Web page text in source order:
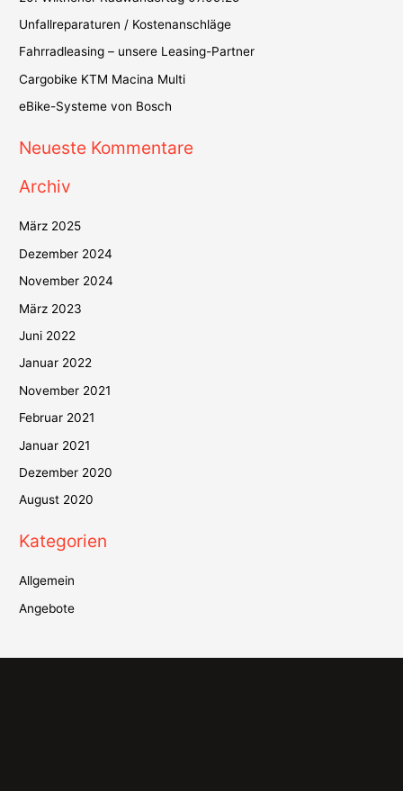
n
n
a
c
:
Unfallreparaturen / Kostenanschläge
Fahrradleasing – unsere Leasing-Partner
Cargobike KTM Macina Multi
eBike-Systeme von Bosch
Neueste Kommentare
Archiv
März 2025
Dezember 2024
November 2024
März 2023
Juni 2022
Januar 2022
November 2021
Februar 2021
Januar 2021
Dezember 2020
August 2020
Kategorien
Allgemein
Angebote